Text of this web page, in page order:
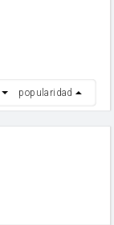
popularidad